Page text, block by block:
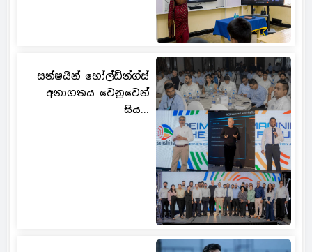
සන්ෂයින් හෝල්ඩින්ග්ස්
අනාගතය වෙනුවෙන්
සිය...